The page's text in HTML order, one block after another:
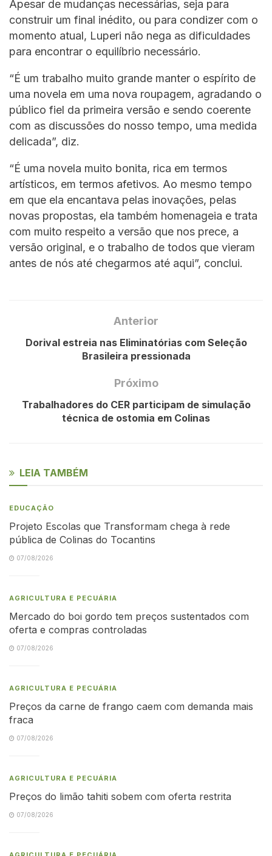
Apesar de mudanças necessárias, seja para
construir um final inédito, ou para condizer com o
momento atual, Luperi não nega as dificuldades
para encontrar o equilíbrio necessário.
“É um trabalho muito grande manter o espírito de
uma novela em uma nova roupagem, agradando o
público fiel da primeira versão e sendo coerente
com as discussões do nosso tempo, uma medida
delicada”, diz.
“É uma novela muito bonita, rica em termos
artísticos, em termos afetivos. Ao mesmo tempo
em que ela encantava pelas inovações, pelas
novas propostas, ela também homenageia e trata
com muito respeito a versão que nos prece, a
versão original, e o trabalho de todos que vieram
antes de nós até chegarmos até aqui”, conclui.
Anterior
Dorival estreia nas Eliminatórias com Seleção
Brasileira pressionada
Próximo
Trabalhadores do CER participam de simulação
técnica de ostomia em Colinas
LEIA TAMBÉM
EDUCAÇÃO
Projeto Escolas que Transformam chega à rede
pública de Colinas do Tocantins
07/08/2026
AGRICULTURA E PECUÁRIA
Mercado do boi gordo tem preços sustentados com
oferta e compras controladas
07/08/2026
AGRICULTURA E PECUÁRIA
Preços da carne de frango caem com demanda mais
fraca
07/08/2026
AGRICULTURA E PECUÁRIA
Preços do limão tahiti sobem com oferta restrita
07/08/2026